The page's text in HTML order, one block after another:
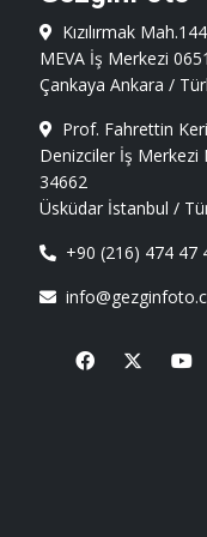
Kızılırmak
MEVA İş Merkezi
Çankaya Ankara /
Prof. Fahrettin
Denizciler İş Merkezi
34662
Üsküdar İstanbul /
+90 (216) 474 47